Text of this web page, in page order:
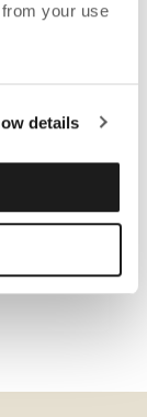
your use
details